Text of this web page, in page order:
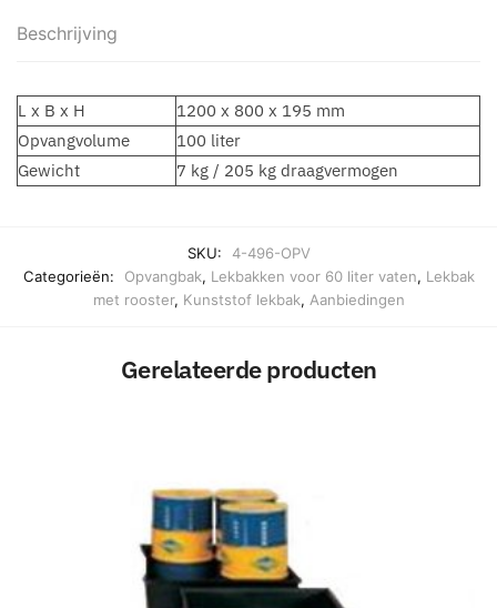
Beschrijving
L x B x H
1200 x 800 x 195 mm
Opvangvolume
100 liter
Gewicht
7 kg / 205 kg draagvermogen
SKU:
4-496-OPV
Categorieën:
Opvangbak, Lekbakken voor 60 liter vaten, Lekbak
met rooster, Kunststof lekbak, Aanbiedingen
Gerelateerde producten